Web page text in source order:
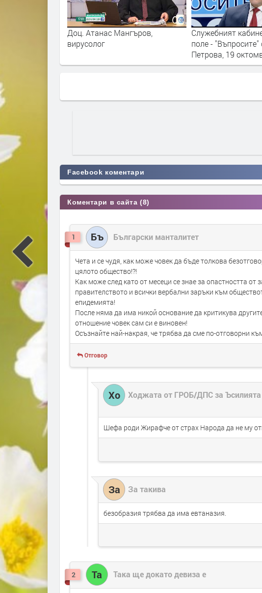
Служебният кабинет в минно
поле - "Въпросите" със Светла
Ваксинираха
Димитровград
Facebook коментари
Коментари в сайта (8)
1 Бъ Български манталитет
Чета и се чудя, как може човек да бъде толкова
цялото общество!?!
Как може след като от месеци се знае за опастността от
правителството и всички вербални заръки към
епидемията!
После няма да има никой основание да критикува
отношение човек сам си е виновен!
Осъзнайте най-накрая, че трябва да сме по-отговорни
Отговор
Хо Ходжата от ГРОБ/ДПС за Ъсилията
Шефа роди Жирафче от страх Народа да не му
За За такива
безобразия трябва да има евтаназия.
2 Та Така ще докато девиза е